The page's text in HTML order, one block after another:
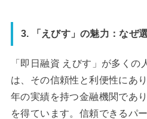
3. 「えびす」の魅力：なぜ
「即日融資 えびす」が多くの
は、その信頼性と利便性にあ
年の実績を持つ金融機関であ
を得ています。信頼できるパ